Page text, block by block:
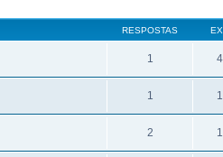
RESPOSTAS
1
1
2